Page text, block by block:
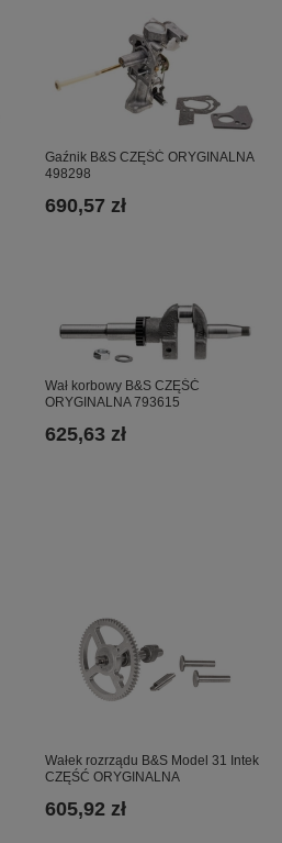
Gaźnik B&S CZĘŚĆ ORYGINALNA
498298
690,57 zł
Wał korbowy B&S CZĘŚĆ
ORYGINALNA 793615
625,63 zł
Wałek rozrządu B&S Model 31 Intek
CZĘŚĆ ORYGINALNA
605,92 zł